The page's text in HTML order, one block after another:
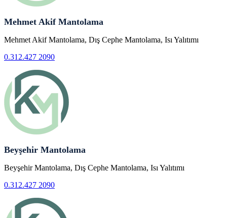
Mehmet Akif Mantolama
Mehmet Akif Mantolama, Dış Cephe Mantolama, Isı Yalıtımı
0.312.427 2090
Beyşehir Mantolama
Beyşehir Mantolama, Dış Cephe Mantolama, Isı Yalıtımı
0.312.427 2090